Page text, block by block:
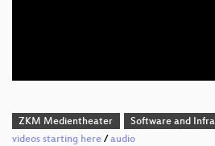
ZKM Medientheater Software and
videos starting here /audio